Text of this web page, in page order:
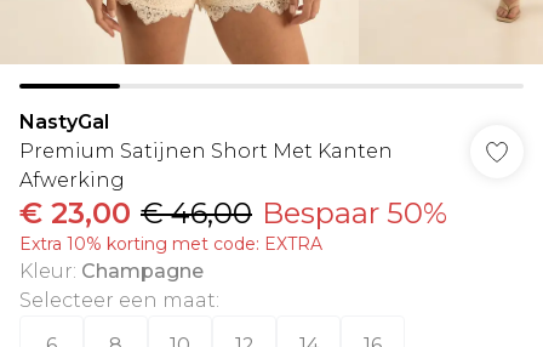
NastyGal
Premium Satijnen Short Met Kanten
Afwerking
€ 23,00 € 46,00 Bespaar 50%
Extra 10% korting met code: EXTRA
Kleur: Champagne
Selecteer een maat: